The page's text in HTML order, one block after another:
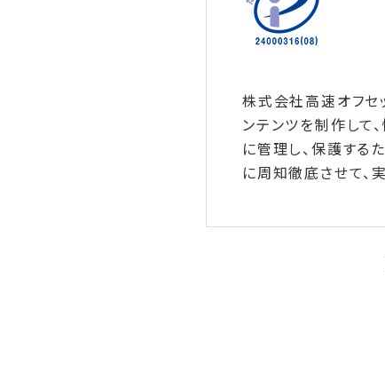
株式会社高速オフセ
ンテンツを制作して
に管理し、保護する
に周知徹底させて、
当社は、適法
1.当社は、